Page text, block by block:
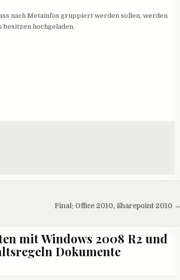
nach Metainfos gruppiert werden sollen, werden
besitzen hochgeladen.
Final: Office 2010, Sharepoint 2010 →
mit Windows 2008 R2 und
Dokumente